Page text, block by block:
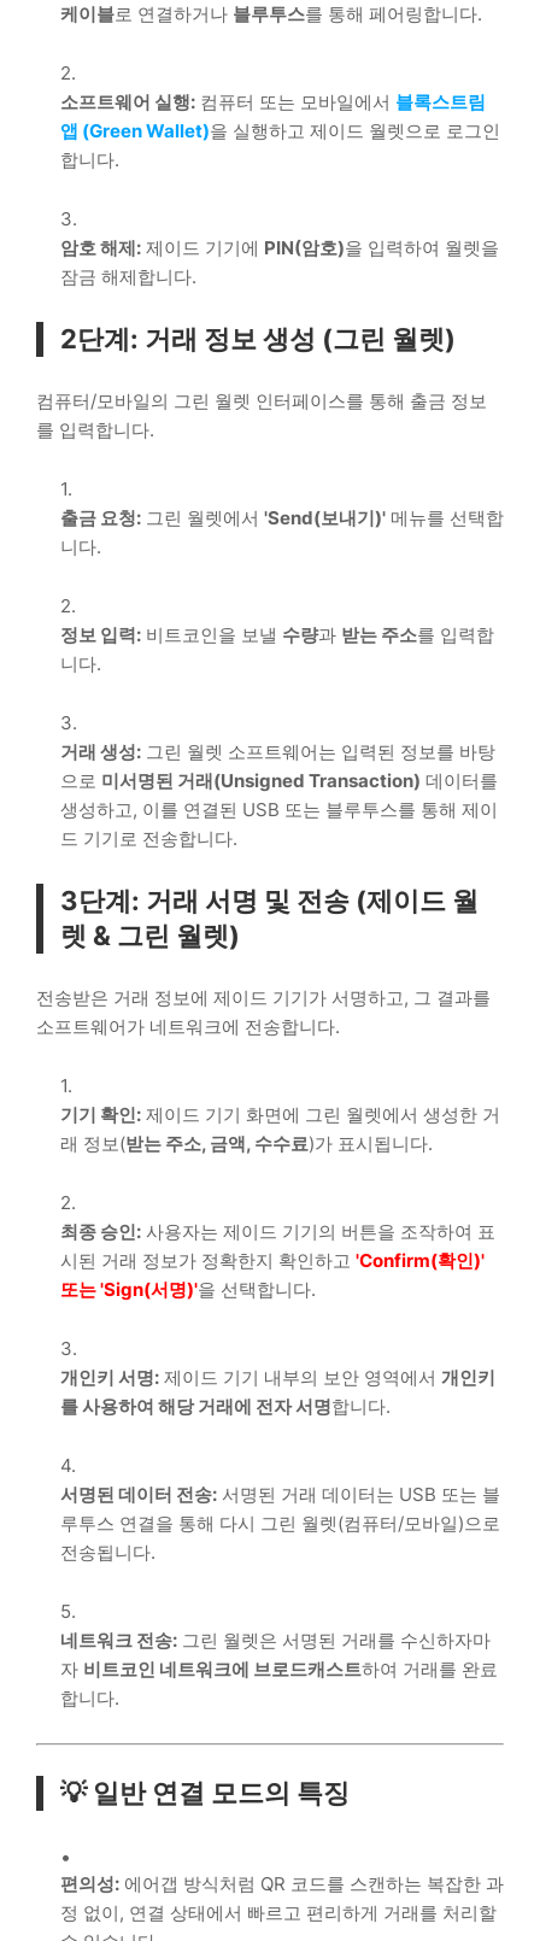
케이블로 연결하거나 블루투스를 통해 페어링합니다.
소프트웨어 실행: 컴퓨터 또는 모바일에서 블록스트림
앱 (Green Wallet)을 실행하고 제이드 월렛으로 로그인
합니다.
암호 해제: 제이드 기기에 PIN(암호)을 입력하여 월렛을
잠금 해제합니다.
2단계: 거래 정보 생성 (그린 월렛)
컴퓨터/모바일의 그린 월렛 인터페이스를 통해 출금 정보
를 입력합니다.
출금 요청: 그린 월렛에서 'Send(보내기)' 메뉴를 선택합
니다.
정보 입력: 비트코인을 보낼 수량과 받는 주소를 입력합
니다.
거래 생성: 그린 월렛 소프트웨어는 입력된 정보를 바탕
으로 미서명된 거래(Unsigned Transaction) 데이터를
생성하고, 이를 연결된 USB 또는 블루투스를 통해 제이
드 기기로 전송합니다.
3단계: 거래 서명 및 전송 (제이드 월
렛 & 그린 월렛)
전송받은 거래 정보에 제이드 기기가 서명하고, 그 결과를
소프트웨어가 네트워크에 전송합니다.
기기 확인: 제이드 기기 화면에 그린 월렛에서 생성한 거
래 정보(받는 주소, 금액, 수수료)가 표시됩니다.
최종 승인: 사용자는 제이드 기기의 버튼을 조작하여 표
시된 거래 정보가 정확한지 확인하고 'Confirm(확인)'
또는 'Sign(서명)'을 선택합니다.
개인키 서명: 제이드 기기 내부의 보안 영역에서 개인키
를 사용하여 해당 거래에 전자 서명합니다.
서명된 데이터 전송: 서명된 거래 데이터는 USB 또는 블
루투스 연결을 통해 다시 그린 월렛(컴퓨터/모바일)으로
전송됩니다.
네트워크 전송: 그린 월렛은 서명된 거래를 수신하자마
자 비트코인 네트워크에 브로드캐스트하여 거래를 완료
합니다.
💡 일반 연결 모드의 특징
편의성: 에어갭 방식처럼 QR 코드를 스캔하는 복잡한 과
정 없이, 연결 상태에서 빠르고 편리하게 거래를 처리할